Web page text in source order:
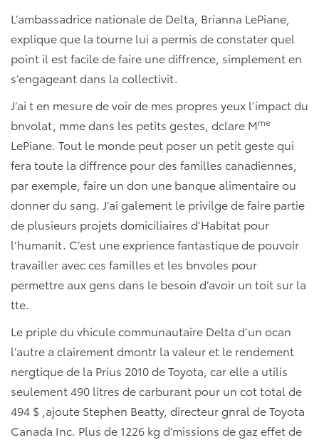
L’ambassadrice nationale de Delta, Brianna LePiane,
explique que la tourne lui a permis de constater quel
point il est facile de faire une diffrence, simplement en
s’engageant dans la collectivit.
J’ai t en mesure de voir de mes propres yeux l’impact du
bnvolat, mme dans les petits gestes, dclare Mme
LePiane. Tout le monde peut poser un petit geste qui
fera toute la diffrence pour des familles canadiennes,
par exemple, faire un don une banque alimentaire ou
donner du sang. J’ai galement le privilge de faire partie
de plusieurs projets domiciliaires d’Habitat pour
l’humanit. C’est une exprience fantastique de pouvoir
travailler avec ces familles et les bnvoles pour
permettre aux gens dans le besoin d’avoir un toit sur la
tte.
Le priple du vhicule communautaire Delta d’un ocan
l’autre a clairement dmontr la valeur et le rendement
nergtique de la Prius 2010 de Toyota, car elle a utilis
seulement 490 litres de carburant pour un cot total de
494 $ ,ajoute Stephen Beatty, directeur gnral de Toyota
Canada Inc. Plus de 1226 kg d’missions de gaz effet de